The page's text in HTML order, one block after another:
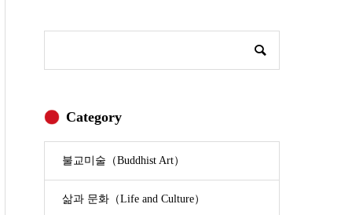
Category
불교미술（Buddhist Art）
삶과 문화（Life and Culture）